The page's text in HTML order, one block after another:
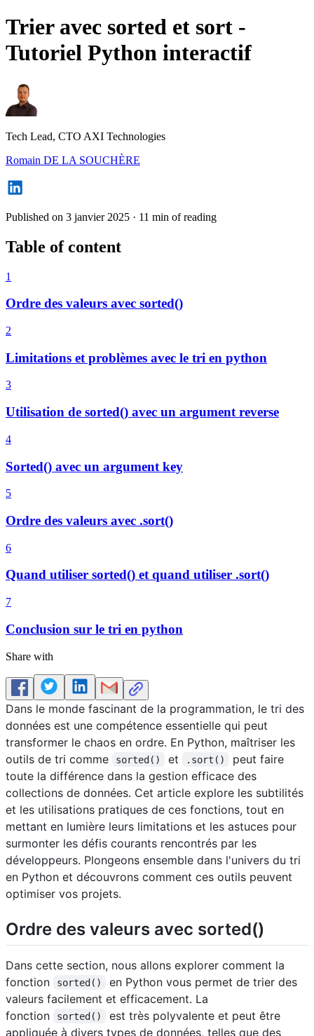
Trier avec sorted et sort -
Tutoriel Python interactif
Tech Lead, CTO AXI Technologies
Romain DE LA SOUCHÈRE
Published on 3 janvier 2025 · 11 min of reading
Table of content
1
Ordre des valeurs avec sorted()
2
Limitations et problèmes avec le tri en python
3
Utilisation de sorted() avec un argument reverse
4
Sorted() avec un argument key
5
Ordre des valeurs avec .sort()
6
Quand utiliser sorted() et quand utiliser .sort()
7
Conclusion sur le tri en python
Share with
Dans le monde fascinant de la programmation, le tri des
données est une compétence essentielle qui peut
transformer le chaos en ordre. En Python, maîtriser les
outils de tri comme
sorted() et .sort()
peut faire
toute la différence dans la gestion efficace des
collections de données. Cet article explore les subtilités
et les utilisations pratiques de ces fonctions, tout en
mettant en lumière leurs limitations et les astuces pour
surmonter les défis courants rencontrés par les
développeurs. Plongeons ensemble dans l'univers du tri
en Python et découvrons comment ces outils peuvent
optimiser vos projets.
Ordre des valeurs avec sorted()
Dans cette section, nous allons explorer comment la
fonction
sorted()
en Python vous permet de trier des
valeurs facilement et efficacement. La
fonction
sorted()
est très polyvalente et peut être
appliquée à divers types de données, telles que des